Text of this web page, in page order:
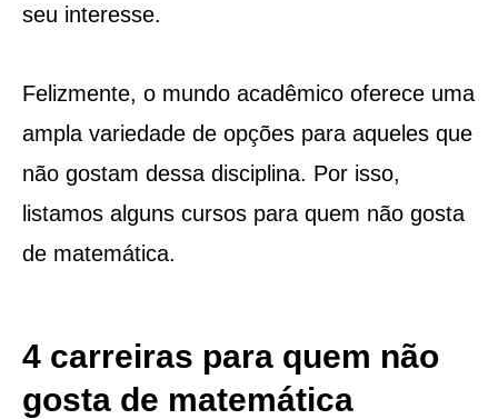
seu interesse.
Felizmente, o mundo acadêmico oferece uma
ampla variedade de opções para aqueles que
não gostam dessa disciplina. Por isso,
listamos alguns cursos para quem não gosta
de matemática.
4 carreiras para quem não
gosta de matemática